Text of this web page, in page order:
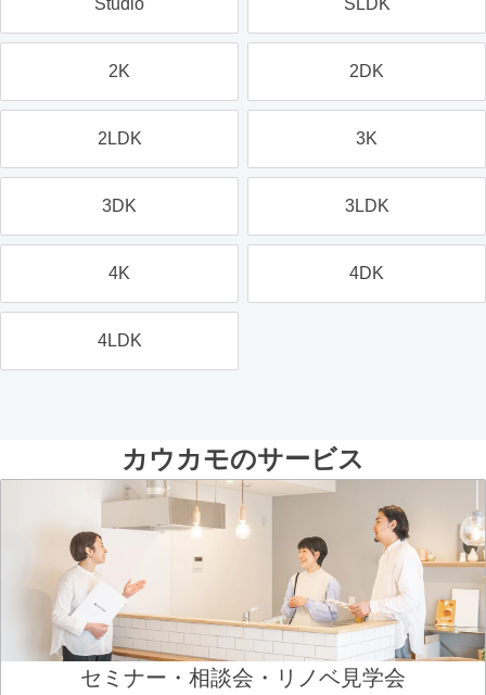
2K 2DK
2LDK 3K
3DK 3LDK
4K 4DK
4LDK
カウカモのサービス
セミナー・相談会・リノベ見学会